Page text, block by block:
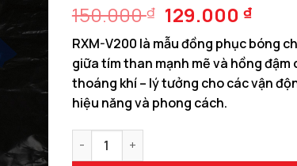
150.000₫ Giá
gốc
là:
150.000 ₫.
129.000₫Giá
hiện
tại
là:
RXM-V200 là mẫu đồng phục bóng
giữa tím than mạnh mẽ và hồng
thoáng khí – lý tưởng cho các vận
hiệu năng và phong cách.
RXM-V200 - Bộ Áo Bóng Chuyền Thiết